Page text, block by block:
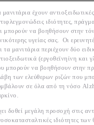
μανιτάρια έχουν
ιδιότητες,
μπορούν να βοηθήσουν στην
υγείας σας. Οι
τα μανιτάρια περιέχουν δύο
(εργοθεϊνηίνη και
μπορούν να βοηθήσουν στην
των ελεύθερων ριζών που
σε όλα από τη νόσο
δοθεί μεγάλη προσοχή στις
ιδιότητες των